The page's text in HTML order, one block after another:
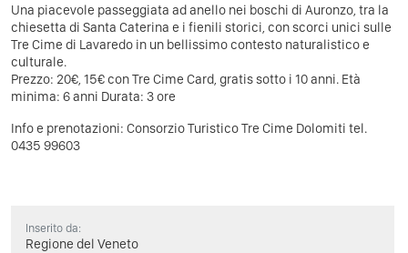
Una piacevole passeggiata ad anello nei boschi di Auronzo, tra la
chiesetta di Santa Caterina e i fienili storici, con scorci unici sulle
Tre Cime di Lavaredo in un bellissimo contesto naturalistico e
culturale.
Prezzo: 20€, 15€ con Tre Cime Card, gratis sotto i 10 anni. Età
minima: 6 anni Durata: 3 ore
Info e prenotazioni: Consorzio Turistico Tre Cime Dolomiti tel.
0435 99603
Inserito da:
Regione del Veneto